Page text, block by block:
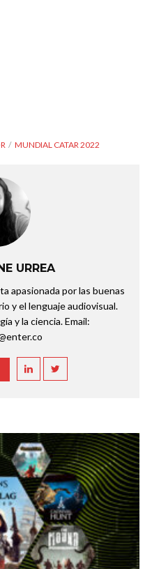
MUNDIAL CATAR 2022
URREA
apasionada por las buenas
y el lenguaje audiovisual.
y la ciencia. Email: